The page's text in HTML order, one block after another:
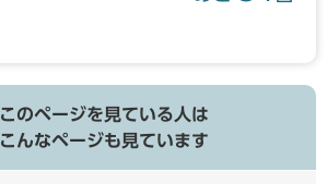
このページを見ている人は
こんなページも見ています